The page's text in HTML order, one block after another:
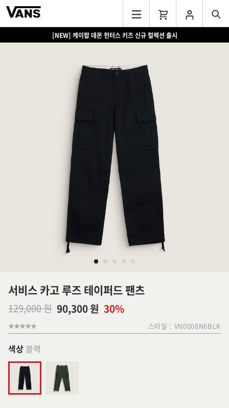
[NEW] 케이팝 데몬 헌터스 키즈 신규 컬렉션 출시
[EVENT] 15만원 이상 구매 시 쿨러백 증정
서비스 카고 루즈 테이퍼드 팬츠
129,000 원 90,300 원 30%
스타일 : VN0008N6BLK
색상 블랙